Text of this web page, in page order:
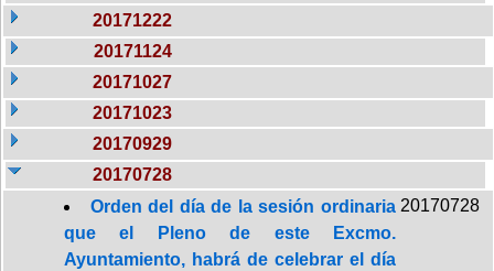
20171222
20171124
20171027
20171023
20170929
20170728
Orden del día de la sesión ordinaria
que el Pleno de este Excmo.
Ayuntamiento, habrá de celebrar el día
20170728